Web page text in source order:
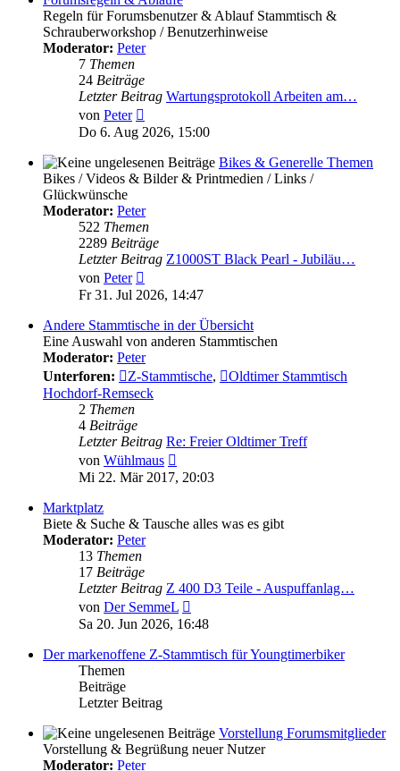
Regeln für Forumsbenutzer & Ablauf Stammtisch &
Schrauberworkshop / Benutzerhinweise
Moderator: Peter
7 Themen
24 Beiträge
Letzter Beitrag Wartungsprotokoll Arbeiten am…
von Peter
Beitrag
Do 6. Aug 2026, 15:00
Bikes & Generelle Themen
Bikes / Videos & Bilder & Printmedien / Links /
Glückwünsche
Moderator: Peter
522 Themen
2289 Beiträge
Letzter Beitrag Z1000ST Black Pearl - Jubiläu…
von Peter
Beitrag
Fr 31. Jul 2026, 14:47
Andere Stammtische in der Übersicht
Eine Auswahl von anderen Stammtischen
Moderator: Peter
Unterforen:
Z-Stammtische,
Oldtimer Stammtisch
Hochdorf-Remseck
2 Themen
4 Beiträge
Letzter Beitrag Re: Freier Oldtimer Treff
von Wühlmaus
Beitrag
Mi 22. Mär 2017, 20:03
Marktplatz
Biete & Suche & Tausche alles was es gibt
Moderator: Peter
13 Themen
17 Beiträge
Letzter Beitrag Z 400 D3 Teile - Auspuffanlag…
von Der SemmeL
Beitrag
Sa 20. Jun 2026, 16:48
Der markenoffene Z-Stammtisch für Youngtimerbiker
Themen
Beiträge
Letzter Beitrag
Vorstellung Forumsmitglieder
Vorstellung & Begrüßung neuer Nutzer
Moderator: Peter